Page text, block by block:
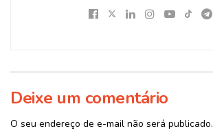
Deixe um comentário
O seu endereço de e-mail não será publicado.